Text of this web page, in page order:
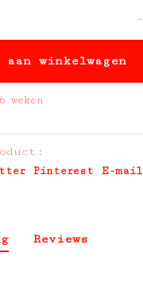
-
aan winkelwagen
Pinterest E-mail
Reviews